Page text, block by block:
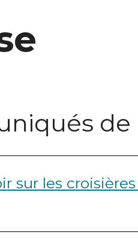
de
sur les croisières